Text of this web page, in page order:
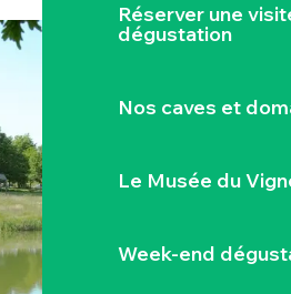
Réserver une
dégustation
Nos caves et
Le Musée du
Week-end